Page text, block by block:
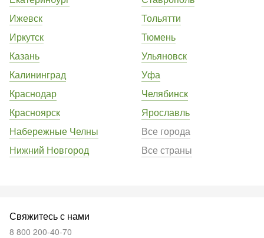
Ижевск
Иркутск
Казань
Калининград
Краснодар
Красноярск
Набережные Челны
Нижний Новгород
Тольятти
Тюмень
Ульяновск
Уфа
Челябинск
Ярославль
Все города
Все страны
Свяжитесь с нами
8 800 200-40-70